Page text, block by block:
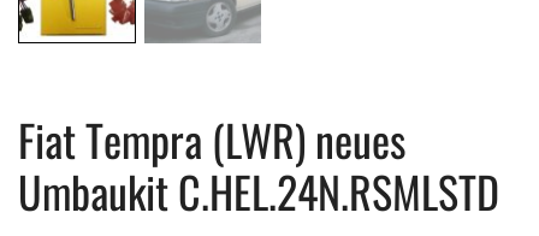
Fiat Tempra (LWR) neues
Umbaukit C.HEL.24N.RSMLSTD